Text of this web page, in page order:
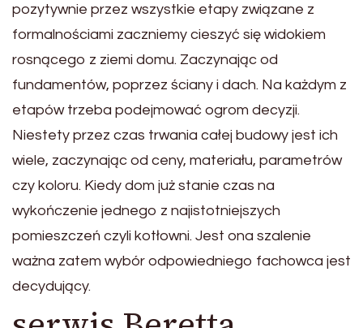
pozytywnie przez wszystkie etapy związane z
formalnościami zaczniemy cieszyć się widokiem
rosnącego z ziemi domu. Zaczynając od
fundamentów, poprzez ściany i dach. Na każdym z
etapów trzeba podejmować ogrom decyzji.
Niestety przez czas trwania całej budowy jest ich
wiele, zaczynając od ceny, materiału, parametrów
czy koloru. Kiedy dom już stanie czas na
wykończenie jednego z najistotniejszych
pomieszczeń czyli kotłowni. Jest ona szalenie
ważna zatem wybór odpowiedniego fachowca jest
decydujący.